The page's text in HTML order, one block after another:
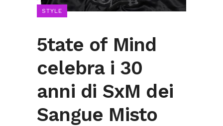
STYLE
5tate of Mind
celebra i 30
anni di SxM dei
Sangue Misto